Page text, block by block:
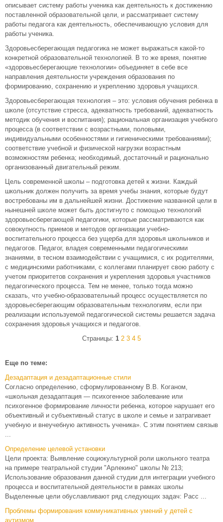
описывает систему работы ученика как деятельность к достижению
поставленной образовательной цели, и рассматривает систему
работы педагога как деятельность, обеспечивающую условия для
работы ученика.
Здоровьесберегающая педагогика не может выражаться какой-то
конкретной образовательной технологией. В то же время, понятие
«здоровьесберегающие технологии» объединяет в себе все
направления деятельности учреждения образования по
формированию, сохранению и укреплению здоровья учащихся.
Здоровьесберегающая технология – это: условия обучения ребенка в
школе (отсутствие стресса, адекватность требований, адекватность
методик обучения и воспитания); рациональная организация учебного
процесса (в соответствии с возрастными, половыми,
индивидуальными особенностями и гигиеническими требованиями);
соответствие учебной и физической нагрузки возрастным
возможностям ребенка; необходимый, достаточный и рационально
организованный двигательный режим.
Цель современной школы – подготовка детей к жизни. Каждый
школьник должен получить за время учебы знания, которые будут
востребованы им в дальнейшей жизни. Достижение названной цели в
нынешней школе может быть достигнуто с помощью технологий
здоровьесберегающей педагогики, которые рассматриваются как
совокупность приемов и методов организации учебно-
воспитательного процесса без ущерба для здоровья школьников и
педагогов. Педагог, владея современными педагогическими
знаниями, в тесном взаимодействии с учащимися, с их родителями,
с медицинскими работниками, с коллегами планирует свою работу с
учетом приоритетов сохранения и укрепления здоровья участников
педагогического процесса. Тем не менее, только тогда можно
сказать, что учебно-образовательный процесс осуществляется по
здоровьесберегающим образовательным технологиям, если при
реализации используемой педагогической системы решается задача
сохранения здоровья учащихся и педагогов.
Страницы: 1 2 3 4 5
Еще по теме:
Дезадаптация и дезадаптационные стили
Согласно определению, сформулированному В.В. Коганом,
«школьная дезадаптация — психогенное заболевание или
психогенное формирование личности ребенка, которое нарушает его
объективный и субъективный статус в школе и семье и затрагивает
учебную и внеучебную активность ученика». С этим понятием связыв
...
Определение целевой установки
Цели проекта: Выявление социокультурной роли школьного театра
на примере театральной студии "Арлекино" школы № 213;
Использование образования данной студии для интеграции учебного
процесса и воспитательной деятельности в рамках школы
Выделенные цели обуславливают ряд следующих задач: Расс ...
Проблемы формирования коммуникативных умений у детей с
аутизмом